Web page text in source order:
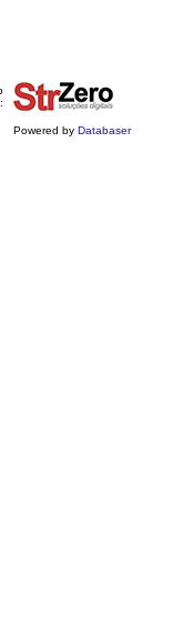
Powered by Databaser